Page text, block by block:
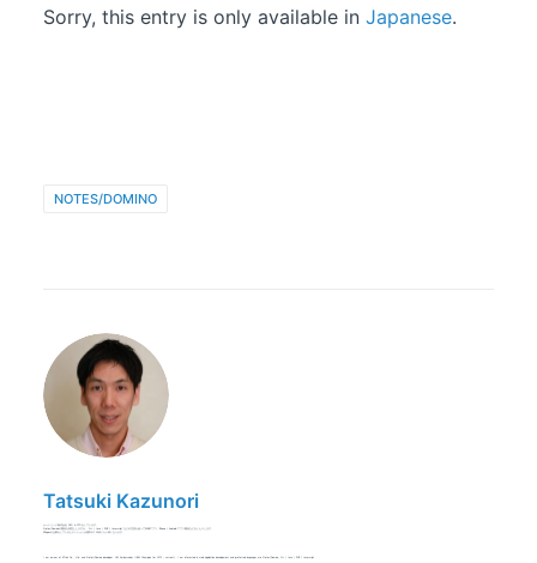
Sorry, this entry is only available in Japanese.
NOTES/DOMINO
Tatsuki Kazunori